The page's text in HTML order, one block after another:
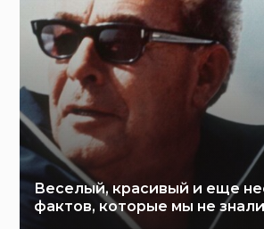
Веселый, красивый и еще
фактов, которые мы не